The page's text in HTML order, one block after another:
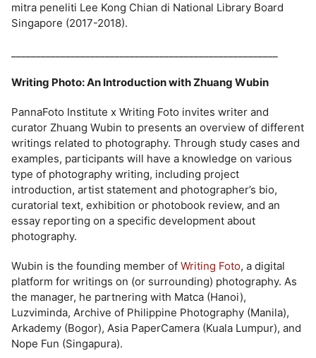
mitra peneliti Lee Kong Chian di National Library Board
Singapore (2017-2018).
Writing Photo: An Introduction with Zhuang Wubin
PannaFoto Institute x Writing Foto invites writer and
curator Zhuang Wubin to presents an overview of different
writings related to photography. Through study cases and
examples, participants will have a knowledge on various
type of photography writing, including project
introduction, artist statement and photographer’s bio,
curatorial text, exhibition or photobook review, and an
essay reporting on a specific development about
photography.
Wubin is the founding member of Writing Foto, a digital
platform for writings on (or surrounding) photography. As
the manager, he partnering with Matca (Hanoi),
Luzviminda, Archive of Philippine Photography (Manila),
Arkademy (Bogor), Asia PaperCamera (Kuala Lumpur), and
Nope Fun (Singapura).